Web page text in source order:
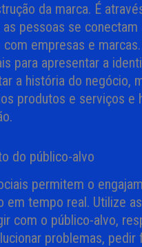
da marca. É
pessoas se conectam
com empresas e
para apresentar a
a história do negócio,
produtos e serviços e
do público-alvo
permitem o
em tempo real. Utilize
com o público-alvo,
problemas, pedir